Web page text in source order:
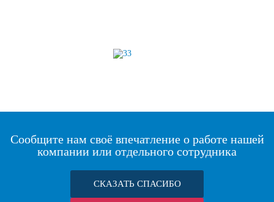
Сообщите нам своё впечатление о работе нашей
компании или отдельного сотрудника
СКАЗАТЬ СПАСИБО